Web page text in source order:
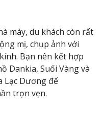
máy, du khách còn rất
mị, chụp ảnh với
Bạn nên kết hợp
Dankia, Suối Vàng và
Lạc Dương để
trọn vẹn.